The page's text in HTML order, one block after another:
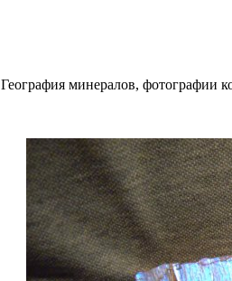
География минералов, фотографии